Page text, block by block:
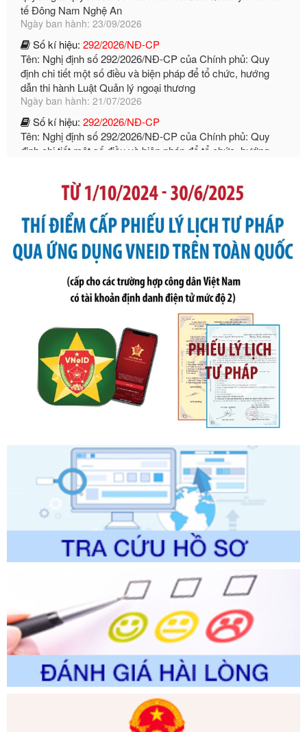
Số kí hiệu: 292/2026/NĐ-CP
Tên: Nghị định số 292/2026/NĐ-CP của Chính phủ: Quy
định chi tiết một số điều và biện pháp để tổ chức, hướng
dẫn thi hành Luật Quản lý ngoại thương
Ngày ban hành: 21/07/2026
Số kí hiệu:292/2026/NĐ-CP
Tên: Nghị định số 292/2026/NĐ-CP của Chính phủ: Quy
định chi tiết một số điều và biện pháp để tổ chức, hướng
dẫn thi hành Luật Quản lý ngoại thương
Ngày ban hành: 21/07/2026
Tên: Thông tư số 105/2026/TT-BTC của Bộ Tài chính: Bãi
bỏ Thông tư số 87/2019/TT- BТC ngày 19 tháng 12 năm
2019 của Bộ trưởng Bộ Tài chính hướng dẫn thực hiện xử
phạt vi phạm hành chính trong lĩnh vực kho bạc nhà nước
Ngày ban hành: 21/07/2026
Số kí hiệu:291/2026/NĐ-CP
Tên: Nghị định số 291/2026/NĐ-CP của Chính phủ: Sửa
đổi, bổ sung một số điều của Nghị định số 125/2020/NĐ-СР
ngày 19 tháng 10 năm 2020 của Chính phủ quy định xử
phạt vi phạm hành chính về thuế, hóa đơn được sửa đổi, bổ
sung bởi Nghị định số 102/2021/NĐ-CP
Ngày ban hành: 20/07/2026
Số kí hiệu:2303/QĐ-UBND
Tên: Quyết định công bố Danh mục thủ tục hành chính mới
ban hành, được sửa đổi, bổ sung, bị bãi bỏ và phê duyệt
Quy trình nội bộ, quy trình điện tử giải quyết thủ tục hành
chính trong một số lĩnh vực thuộc phạm vi chức năng quản
Ngày ban hành: 01/06/2026
Số kí hiệu:2304/QĐ-UBND
Tên: Quyết định công bố Danh mục thủ tục hành chính
được sửa đổi, bổ sung và phê duyệt Quy trình nội bộ, quy
trình điện tử giải quyết thủ tục hành chính trong lĩnh vực Du
lịch thuộc phạm vi chức năng quản lý của Sở Văn hóa, Thể
thao và Du lịch
Ngày ban hành: 01/06/2026
2310/QĐ-UBND
Tên: Về việc công bố Danh mục thủ tục hành chính sửa
đổi, bổ sung và phê duyệt Quy trình nội bộ, quy trình điện tử
trong giải quyết thủtục hành chính lĩnh vực biến đổi khí hậu
thuộc phạm vi giải quyết của Sở Nông nghiệp và Môi
trường
Ngày ban hành: 01/06/2026
Số kí hiệu:2300/QĐ-UBND
Tên: V/v công bố danh mục thủ tục hành chính được sửa
đổi, bổ sung và phê duyệt quy trình nội bộ, quy trình điện tử
giải quyết thủ tục hành chính trong lĩnh vực Luật sư thuộc